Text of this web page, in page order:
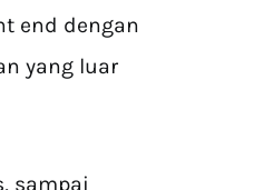
end dengan
yang luar
sampai